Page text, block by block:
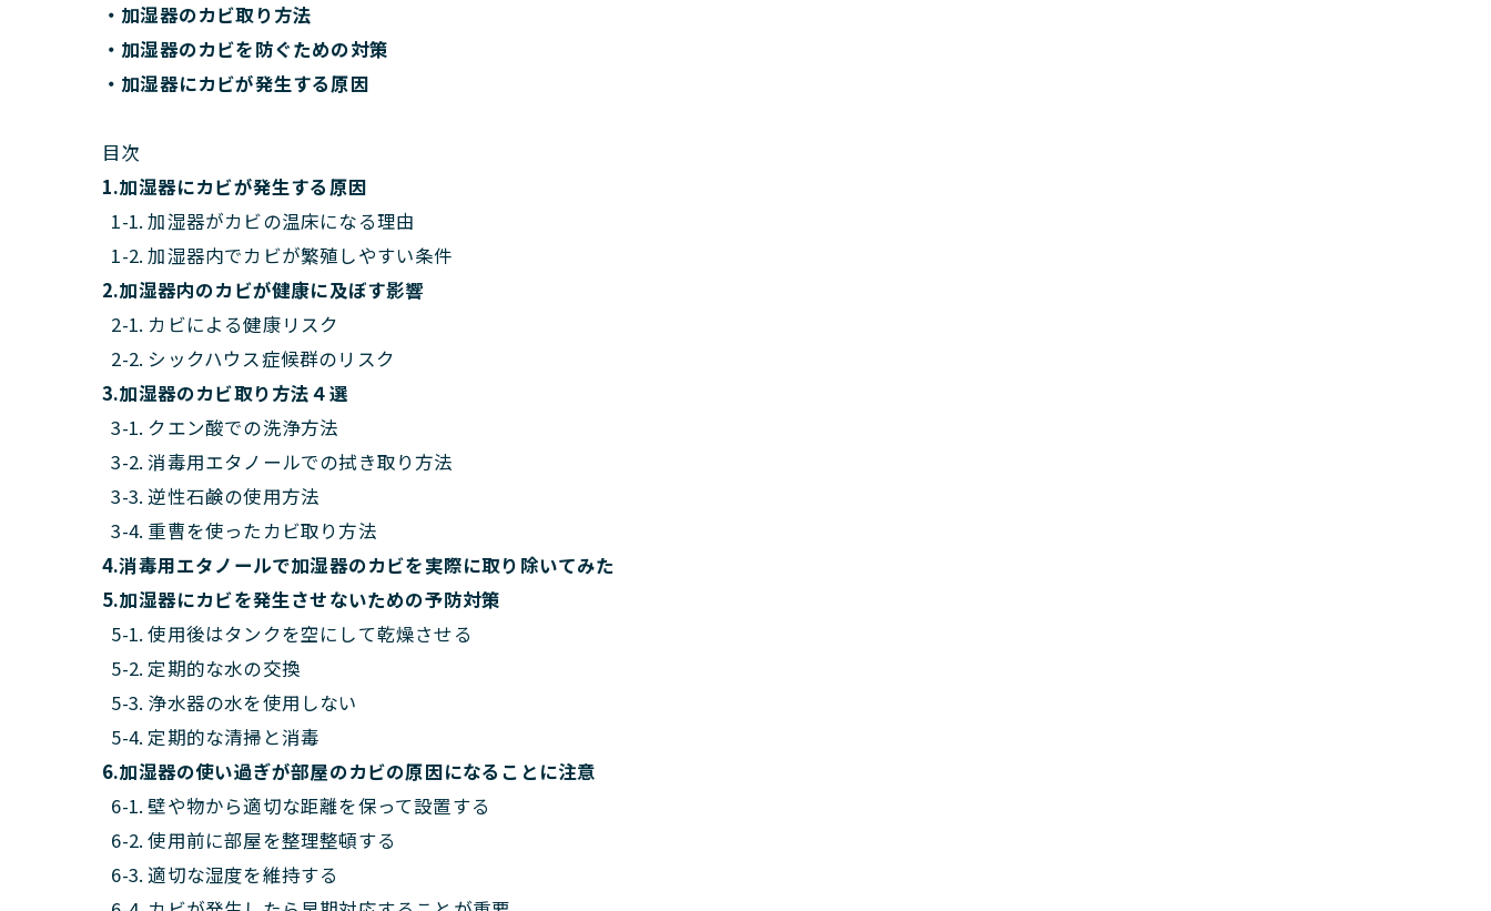
・加湿器のカビ取り方法
・加湿器のカビを防ぐための対策
・加湿器にカビが発生する原因
目次
1.加湿器にカビが発生する原因
1-1. 加湿器がカビの温床になる理由
1-2. 加湿器内でカビが繁殖しやすい条件
2.加湿器内のカビが健康に及ぼす影響
2-1. カビによる健康リスク
2-2. シックハウス症候群のリスク
3.加湿器のカビ取り方法４選
3-1. クエン酸での洗浄方法
3-2. 消毒用エタノールでの拭き取り方法
3-3. 逆性石鹸の使用方法
3-4. 重曹を使ったカビ取り方法
4.消毒用エタノールで加湿器のカビを実際に取り除いてみた
5.加湿器にカビを発生させないための予防対策
5-1. 使用後はタンクを空にして乾燥させる
5-2. 定期的な水の交換
5-3. 浄水器の水を使用しない
5-4. 定期的な清掃と消毒
6.加湿器の使い過ぎが部屋のカビの原因になることに注意
6-1. 壁や物から適切な距離を保って設置する
6-2. 使用前に部屋を整理整頓する
6-3. 適切な湿度を維持する